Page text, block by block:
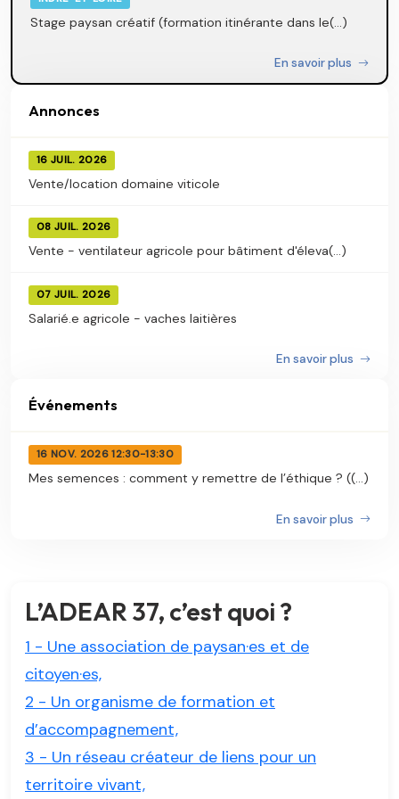
Stage paysan créatif (formation itinérante dans le(...)
En savoir plus
Annonces
16 JUIL. 2026
Vente/location domaine viticole
08 JUIL. 2026
Vente - ventilateur agricole pour bâtiment d'éleva(...)
07 JUIL. 2026
Salarié.e agricole - vaches laitières
En savoir plus
Événements
16 NOV. 2026 12:30-13:30
Mes semences : comment y remettre de l’éthique ? ((...)
En savoir plus
L’ADEAR 37, c’est quoi ?
1 - Une association de paysan·es et de
citoyen·es,
2 - Un organisme de formation et
d’accompagnement,
3 - Un réseau créateur de liens pour un
territoire vivant,